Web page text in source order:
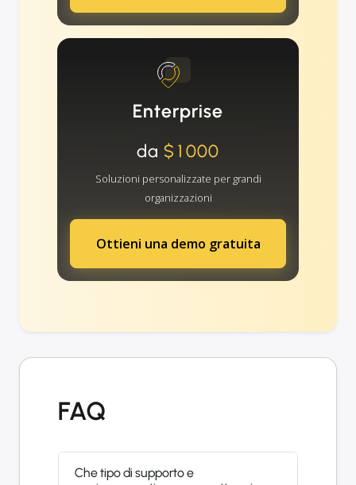
Enterprise
da$1000
Soluzioni personalizzate per grandi
organizzazioni
Ottieni una demo gratuita
FAQ
Che tipo di supporto e